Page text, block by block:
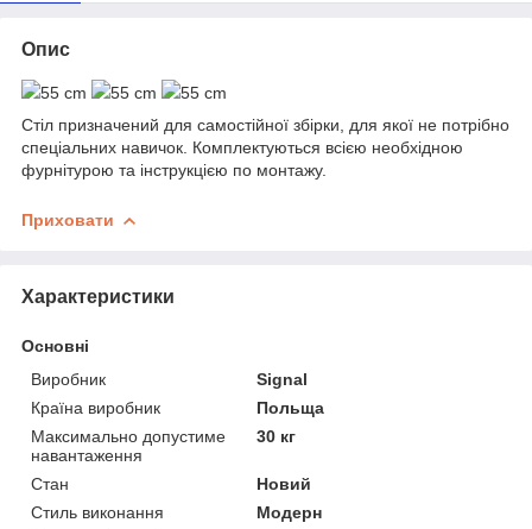
Опис
55 cm 55 cm
55 cm
Стіл призначений для самостійної збірки, для якої не потрібно
спеціальних навичок. Комплектуються всією необхідною
фурнітурою та інструкцією по монтажу.
Приховати
Характеристики
Основні
Виробник
Signal
Країна виробник
Польща
Максимально допустиме
навантаження
30 кг
Стан
Новий
Стиль виконання
Модерн